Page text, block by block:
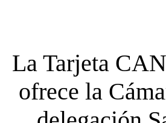
La Tarjeta
ofrece la